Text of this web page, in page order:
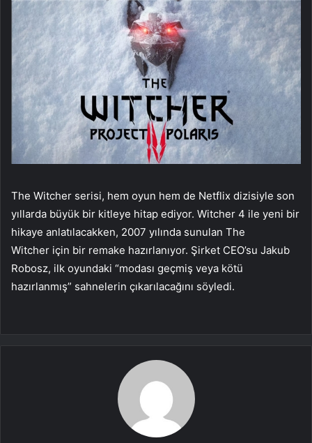
The Witcher serisi, hem oyun hem de Netflix dizisiyle son
yıllarda büyük bir kitleye hitap ediyor. Witcher 4 ile yeni bir
hikaye anlatılacakken, 2007 yılında sunulan The
Witcher için bir remake hazırlanıyor. Şirket CEO’su Jakub
Robosz, ilk oyundaki “modası geçmiş veya kötü
hazırlanmış” sahnelerin çıkarılacağını söyledi.